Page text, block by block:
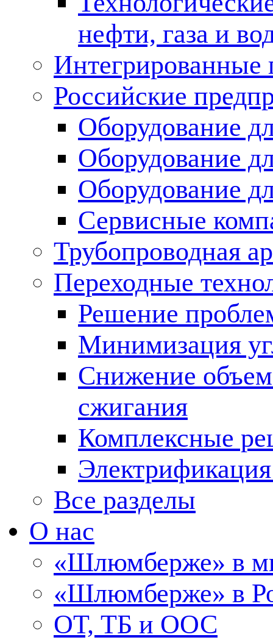
нефти, газа и
Российские
Оборудование
Оборудование
Оборудование
Сервисные
Трубопроводная
Переходные
Решение
Минимизация
Снижение
сжигания
Комплексные
Все разделы
О нас
«Шлюмберже» в
«Шлюмберже» в
ОТ, ТБ и ООС